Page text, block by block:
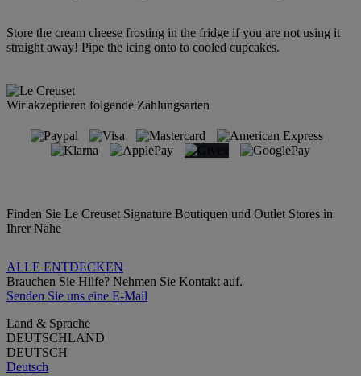
Store the cream cheese frosting in the fridge if you are not using it
straight away! Pipe the icing onto to cooled cupcakes.
Wir akzeptieren folgende Zahlungsarten
Finden Sie Le Creuset Signature Boutiquen und Outlet Stores in
Ihrer Nähe
ALLE ENTDECKEN
Brauchen Sie Hilfe? Nehmen Sie Kontakt auf.
Senden Sie uns eine E-Mail
Land & Sprache
DEUTSCHLAND
DEUTSCH
Deutsch